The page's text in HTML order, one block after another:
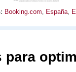
Booking.com, España,
para